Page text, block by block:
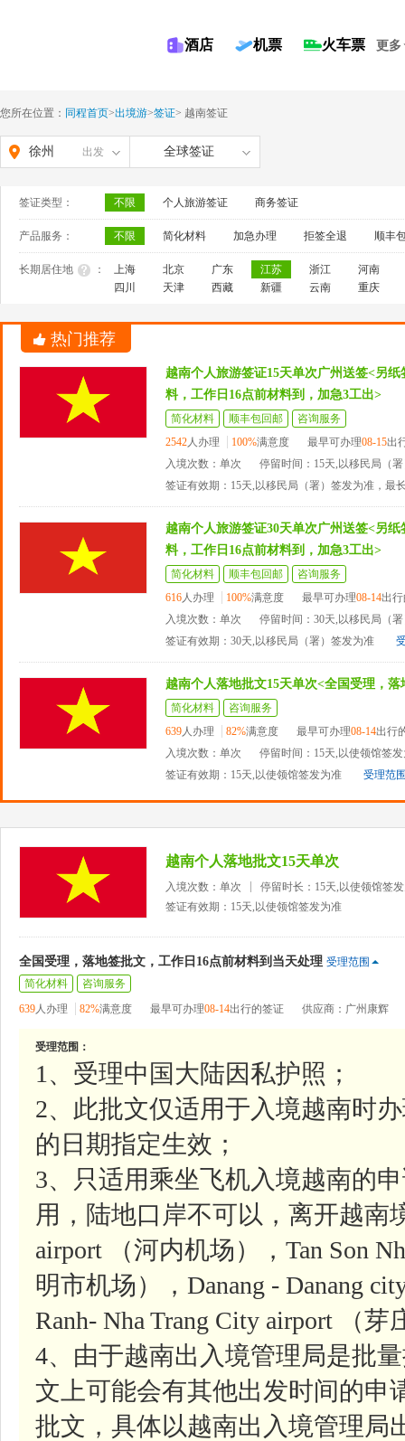
酒店 机票 火车票 更多
您所在位置： 同程首页>出境游>签证> 越南签证
徐州 出发 全球签证
签证类型： 不限 个人旅游签证 商务签证
产品服务： 不限 简化材料 加急办理 拒签全退 顺丰
长期居住地 ： 上海 北京 广东 江苏 浙江
河南
四川
天津 西藏 新疆 云南 重庆
热门推荐
越南个人旅游签证15天单次广州送签<另
料，工作日16点前材料到，加急3工出>
简化材料 顺丰包回邮
咨询服务
2542人办理 100%满意度 最早可办理08-15出
入境次数：单次
停留时间：15天,以移民局（
签证有效期：15天,以移民局（署）签发为准，最
越南个人旅游签证30天单次广州送签<另
料，工作日16点前材料到，加急3工出>
简化材料 顺丰包回邮
咨询服务
616人办理 100%满意度 最早可办理08-14出
入境次数：单次
停留时间：30天,以移民局（
签证有效期：30天,以移民局（署）签发为准
越南个人落地批文15天单次<全国受理，
简化材料
咨询服务
639人办理 82%满意度 最早可办理08-14出行
入境次数：单次
停留时间：15天,以使领馆签
签证有效期：15天,以使领馆签发为准
受理范
越南个人落地批文15天单次
入境次数：单次
停留时长：15天,以使领馆签
签证有效期：15天,以使领馆签发为准
全国受理，落地签批文，工作日16点前材料到当天处理 受理范围
简化材料
咨询服务
639人办理 82%满意度 最早可办理08-14出行的签证 供应商：广州康辉
受理范围：
1、受理中国大陆因私护照；
2、此批文仅适用于入境越南时
的日期指定生效；
3、只适用乘坐飞机入境越南的
用，陆地口岸不可以，离开越南
airport （河内机场），Tan Son
明市机场），Danang - Danang
Ranh- Nha Trang City airport （芽
4、由于越南出入境管理局是批
文上可能会有其他出发时间的申
批文，具体以越南出入境管理局